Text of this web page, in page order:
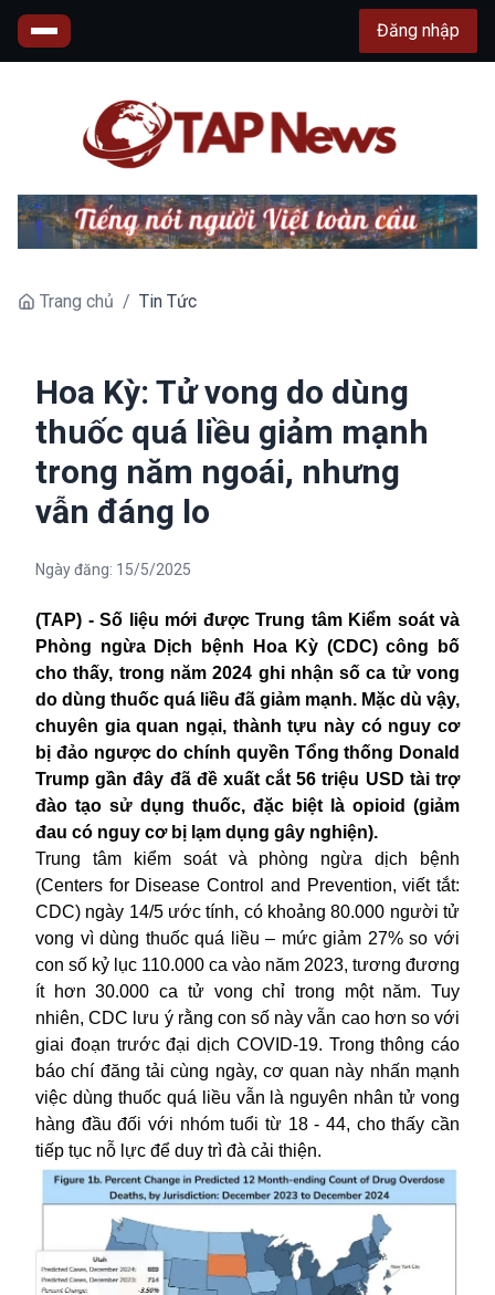
Đăng nhập
Trang chủ / Tin Tức
Hoa Kỳ: Tử vong do dùng
thuốc quá liều giảm mạnh
trong năm ngoái, nhưng
vẫn đáng lo
Ngày đăng: 15/5/2025
(TAP) - Số liệu mới được Trung tâm Kiểm soát và
Phòng ngừa Dịch bệnh Hoa Kỳ (CDC) công bố
cho thấy, trong năm 2024 ghi nhận số ca tử vong
do dùng thuốc quá liều đã giảm mạnh. Mặc dù vậy,
chuyên gia quan ngại, thành tựu này có nguy cơ
bị đảo ngược do chính quyền Tổng thống Donald
Trump gần đây đã đề xuất cắt 56 triệu USD tài trợ
đào tạo sử dụng thuốc, đặc biệt là opioid (giảm
đau có nguy cơ bị lạm dụng gây nghiện).
Trung tâm kiểm soát và phòng ngừa dịch bệnh
(Centers for Disease Control and Prevention, viết tắt:
CDC) ngày 14/5 ước tính, có khoảng 80.000 người tử
vong vì dùng thuốc quá liều – mức giảm 27% so với
con số kỷ lục 110.000 ca vào năm 2023, tương đương
ít hơn 30.000 ca tử vong chỉ trong một năm. Tuy
nhiên, CDC lưu ý rằng con số này vẫn cao hơn so với
giai đoạn trước đại dịch COVID-19. Trong thông cáo
báo chí đăng tải cùng ngày, cơ quan này nhấn mạnh
việc dùng thuốc quá liều vẫn là nguyên nhân tử vong
hàng đầu đối với nhóm tuổi từ 18 - 44, cho thấy cần
tiếp tục nỗ lực để duy trì đà cải thiện.